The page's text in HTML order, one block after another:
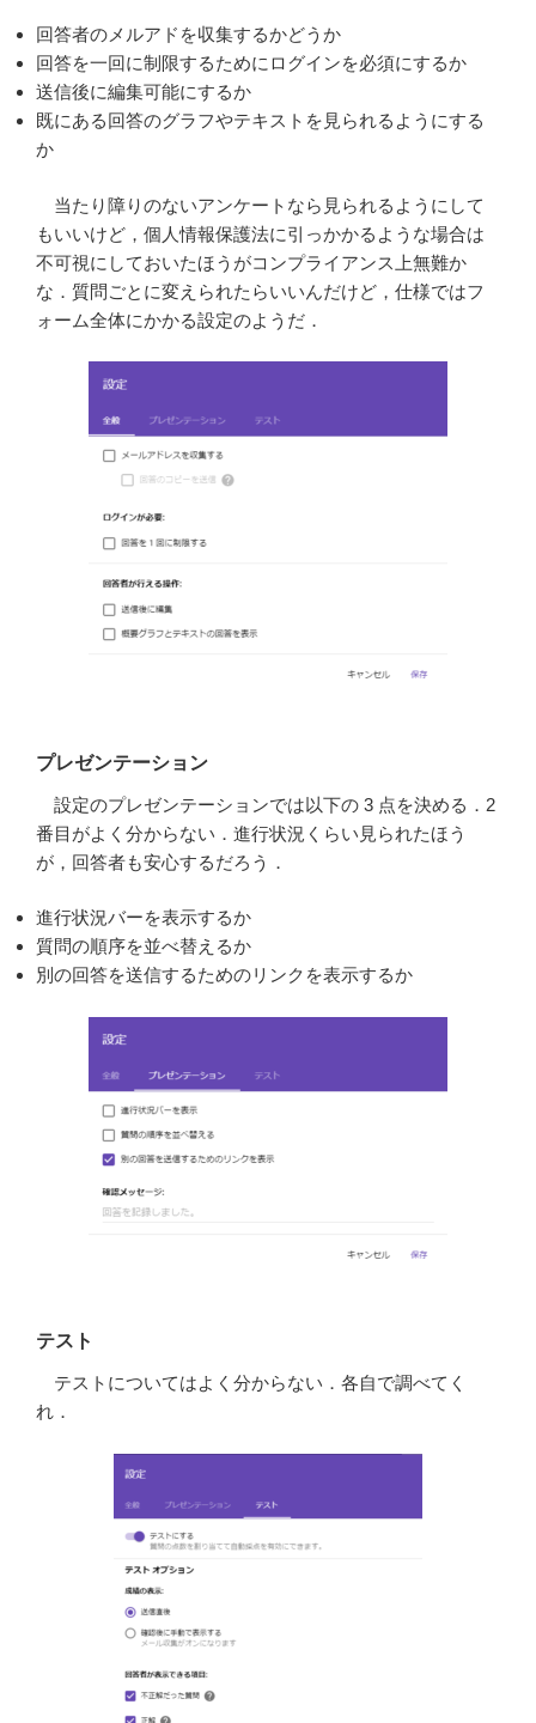
回答者のメルアドを収集するかどうか
回答を一回に制限するためにログインを必須にするか
送信後に編集可能にするか
既にある回答のグラフやテキストを見られるようにする
か
当たり障りのないアンケートなら見られるようにして
もいいけど，個人情報保護法に引っかかるような場合は
不可視にしておいたほうがコンプライアンス上無難か
な．質問ごとに変えられたらいいんだけど，仕様ではフ
ォーム全体にかかる設定のようだ．
プレゼンテーション
設定のプレゼンテーションでは以下の 3 点を決める．2
番目がよく分からない．進行状況くらい見られたほう
が，回答者も安心するだろう．
進行状況バーを表示するか
質問の順序を並べ替えるか
別の回答を送信するためのリンクを表示するか
テスト
テストについてはよく分からない．各自で調べてく
れ．